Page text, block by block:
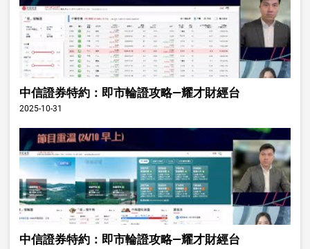
中信證券特約：即市輪證攻略—耀才財經台
2025-10-31
中信證券特約：即市輪證攻略—耀才財經台